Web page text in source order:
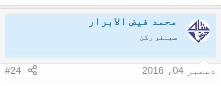
محمد فیض الابرار
سینئر رکن
دسمبر 04، 2016 #24